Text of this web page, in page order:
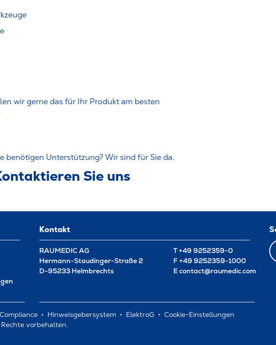
wir gerne das für Ihr Produkt am besten
benötigen Unterstützung? Wir sind für Sie da.
Sie uns
Kontakt
RAUMEDIC AG
Hermann-Staudinger-Straße 2
D-95233 Helmbrechts
T+49 9252359-0
F+49 9252359-1000
Econtact@raumedic.com
Compliance Hinweisgebersystem ElektroG
Cookie-Einstellungen
vorbehalten.